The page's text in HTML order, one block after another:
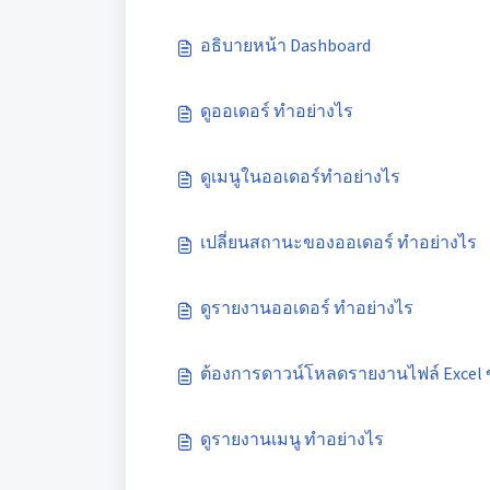
อธิบายหน้า Dashboard
ดูออเดอร์ ทำอย่างไร
ดูเมนูในออเดอร์ทำอย่างไร
เปลี่ยนสถานะของออเดอร์ ทำอย่างไร
ดูรายงานออเดอร์ ทำอย่างไร
ต้องการดาวน์โหลดรายงานไฟล์ Excel
ดูรายงานเมนู ทำอย่างไร